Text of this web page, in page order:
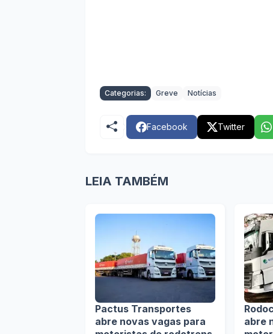
Categorias: Greve Notícias
Facebook Twitter
LEIA TAMBÉM
Pactus Transportes
abre novas vagas para
abre